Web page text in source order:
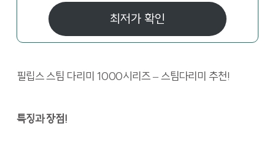
최저가 확인
필립스 스팀 다리미 1000시리즈 – 스팀다리미 추천!
특징과 장점!